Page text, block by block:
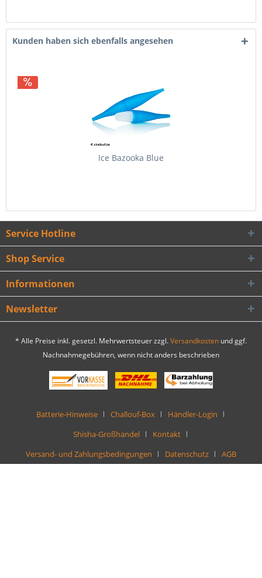
Kunden haben sich ebenfalls angesehen
Ice Bazooka Blue
Service Hotline
Shop Service
Informationen
Newsletter
* Alle Preise inkl. gesetzl. Mehrwertsteuer zzgl.Versandkosten und ggf.
Nachnahmegebühren, wenn nicht anders beschrieben
Batterie-Hinweise Challouf-Box
Händler-Login
Shisha-Großhandel
Kontakt
Versand- und Zahlungsbedingungen
Datenschutz AGB